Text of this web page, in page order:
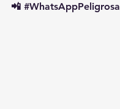
📲 #WhatsAppPeligrosa